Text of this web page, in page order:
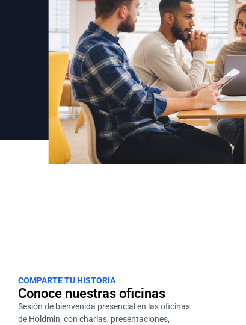
COMPARTE TU HISTORIA
Conoce nuestras oficinas
Sesión de bienvenida presencial en las oficinas
de Holdmin, con charlas, presentaciones,